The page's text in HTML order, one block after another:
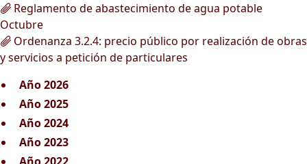
Reglamento de abastecimiento de agua potable
Octubre
Ordenanza 3.2.4: precio público por realización de obras
y servicios a petición de particulares
Año 2026
Año 2025
Año 2024
Año 2023